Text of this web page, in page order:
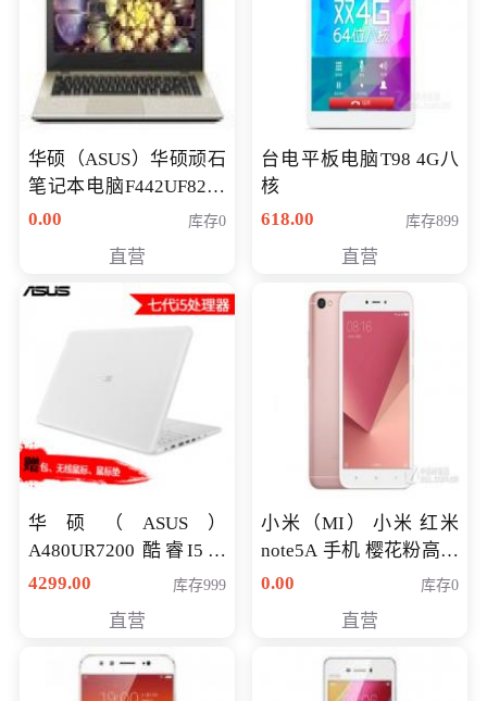
华硕（ASUS）华硕顽石
笔记本电脑F442UF8250
八代独显轻薄办公商务
0.00 库存0
直营
台电平板电脑T98 4G八
核
618.00
库存899
直营
华硕（ASUS）
A480UR7200 酷睿I5超
薄学生办公游戏独显笔
NV930-2G独
4299.00 库存999
直营
小米（MI） 小米 红米
note5A 手机 樱花粉高配
版 全网通(3G+32G)
0.00 库存0
直营